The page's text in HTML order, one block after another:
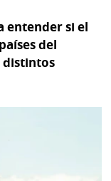
entender si el
del
distintos